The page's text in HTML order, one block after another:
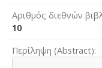
Αριθμός διεθνών
10
Περίληψη (Abstract)